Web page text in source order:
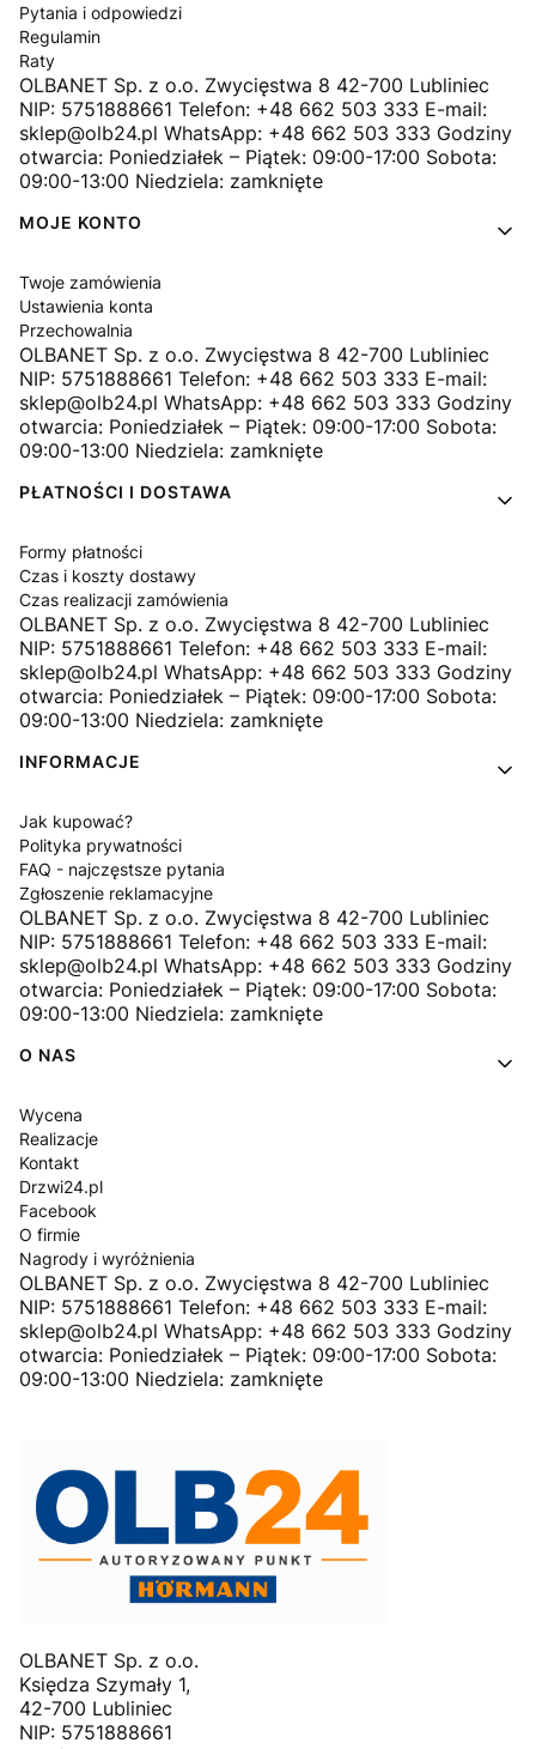
Pytania i odpowiedzi
Regulamin
Raty
OLBANET Sp. z o.o. Zwycięstwa 8 42-700 Lubliniec
NIP: 5751888661 Telefon: +48 662 503 333 E-mail:
sklep@olb24.pl WhatsApp: +48 662 503 333 Godziny
otwarcia: Poniedziałek – Piątek: 09:00-17:00 Sobota:
09:00-13:00 Niedziela: zamknięte
MOJE KONTO
Twoje zamówienia
Ustawienia konta
Przechowalnia
OLBANET Sp. z o.o. Zwycięstwa 8 42-700 Lubliniec
NIP: 5751888661 Telefon: +48 662 503 333 E-mail:
sklep@olb24.pl WhatsApp: +48 662 503 333 Godziny
otwarcia: Poniedziałek – Piątek: 09:00-17:00 Sobota:
09:00-13:00 Niedziela: zamknięte
PŁATNOŚCI I DOSTAWA
Formy płatności
Czas i koszty dostawy
Czas realizacji zamówienia
OLBANET Sp. z o.o. Zwycięstwa 8 42-700 Lubliniec
NIP: 5751888661 Telefon: +48 662 503 333 E-mail:
sklep@olb24.pl WhatsApp: +48 662 503 333 Godziny
otwarcia: Poniedziałek – Piątek: 09:00-17:00 Sobota:
09:00-13:00 Niedziela: zamknięte
INFORMACJE
Jak kupować?
Polityka prywatności
FAQ - najczęstsze pytania
Zgłoszenie reklamacyjne
OLBANET Sp. z o.o. Zwycięstwa 8 42-700 Lubliniec
NIP: 5751888661 Telefon: +48 662 503 333 E-mail:
sklep@olb24.pl WhatsApp: +48 662 503 333 Godziny
otwarcia: Poniedziałek – Piątek: 09:00-17:00 Sobota:
09:00-13:00 Niedziela: zamknięte
O NAS
Wycena
Realizacje
Kontakt
Drzwi24.pl
Facebook
O firmie
Nagrody i wyróżnienia
OLBANET Sp. z o.o. Zwycięstwa 8 42-700 Lubliniec
NIP: 5751888661 Telefon: +48 662 503 333 E-mail:
sklep@olb24.pl WhatsApp: +48 662 503 333 Godziny
otwarcia: Poniedziałek – Piątek: 09:00-17:00 Sobota:
09:00-13:00 Niedziela: zamknięte
OLBANET Sp. z o.o.
Księdza Szymały 1,
42-700 Lubliniec
NIP: 5751888661